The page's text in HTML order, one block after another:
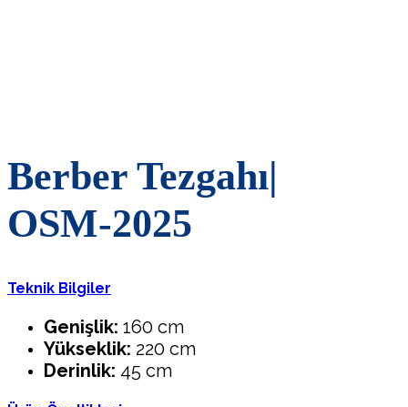
Berber Tezgahı|
OSM-2025
Teknik Bilgiler
Genişlik: 160 cm
Yükseklik: 220 cm
Derinlik: 45 cm